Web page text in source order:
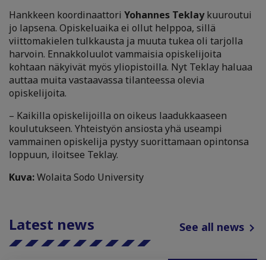
Hankkeen koordinaattori Yohannes Teklaykuuroutui
jo lapsena. Opiskeluaika ei ollut helppoa, sillä
viittomakielen tulkkausta ja muuta tukea oli tarjolla
harvoin. Ennakkoluulot vammaisia opiskelijoita
kohtaan näkyivät myös yliopistoilla. Nyt Teklay haluaa
auttaa muita vastaavassa tilanteessa olevia
opiskelijoita.
– Kaikilla opiskelijoilla on oikeus laadukkaaseen
koulutukseen. Yhteistyön ansiosta yhä useampi
vammainen opiskelija pystyy suorittamaan opintonsa
loppuun, iloitsee Teklay.
Kuva:Wolaita Sodo University
Latest news See all news